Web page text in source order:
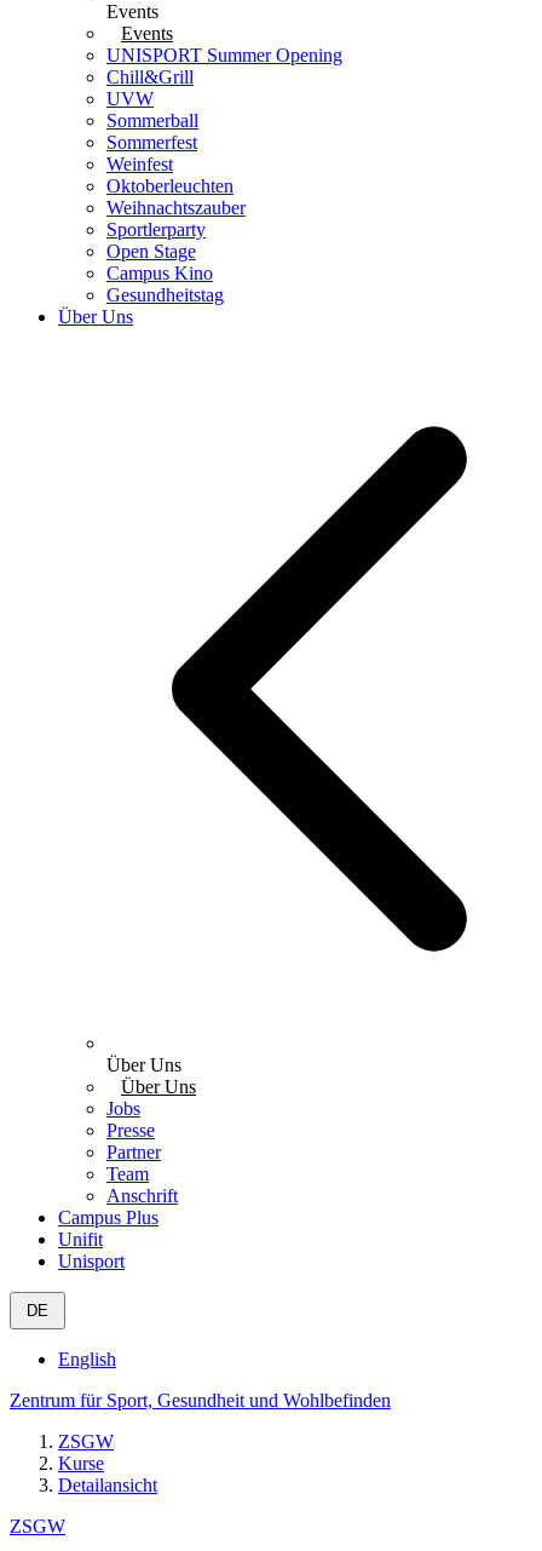
Events
Events
UNISPORT Summer Opening
Chill&Grill
UVW
Sommerball
Sommerfest
Weinfest
Oktoberleuchten
Weihnachtszauber
Sportlerparty
Open Stage
Campus Kino
Gesundheitstag
Über Uns
Über Uns
Über Uns
Jobs
Presse
Partner
Team
Anschrift
Campus Plus
Unifit
Unisport
DE
English
Zentrum für Sport, Gesundheit und Wohlbefinden
ZSGW
Kurse
Detailansicht
ZSGW